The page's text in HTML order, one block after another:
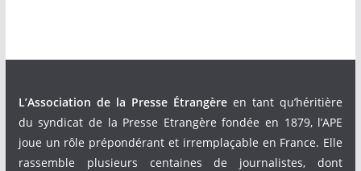
L’Association de la Presse Étrangèreen tant qu’héritière
du syndicat de la Presse Etrangère fondée en 1879, l’APE
joue un rôle prépondérant et irremplaçable en France. Elle
rassemble plusieurs centaines de journalistes, dont